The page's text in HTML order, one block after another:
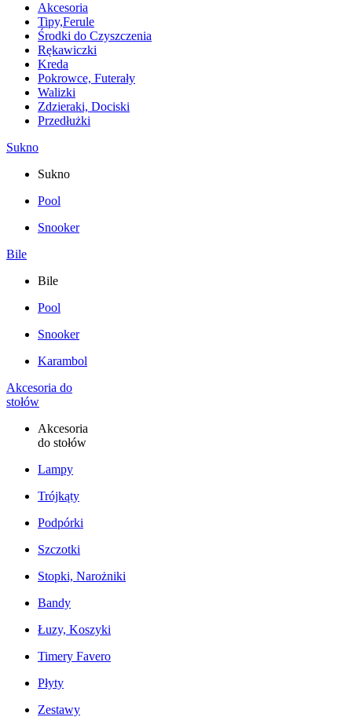
Akcesoria
Tipy,Ferule
Środki do Czyszczenia
Rękawiczki
Kreda
Pokrowce, Futerały
Walizki
Zdzieraki, Dociski
Przedłużki
Sukno
Sukno
Pool
Snooker
Bile
Bile
Pool
Snooker
Karambol
Akcesoria do
stołów
Akcesoria
do stołów
Lampy
Trójkąty
Podpórki
Szczotki
Stopki, Narożniki
Bandy
Łuzy, Koszyki
Timery Favero
Płyty
Zestawy